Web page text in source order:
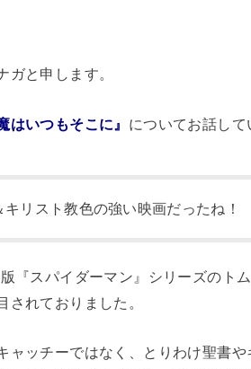
ガと申します。
はいつもそこに』 についてお話して
キリスト教色の強い映画だったね！
『スパイダーマン』シリーズのト
されておりました。
ャッチーではなく、とりわけ聖書